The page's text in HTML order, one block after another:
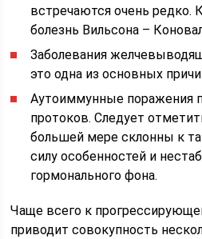
встречаются очень редко.
болезнь Вильсона –
Заболевания
это одна из основных
Аутоиммунные поражения
протоков. Следует
большей мере склонны к
силу особенностей и
гормонального фона.
Чаще всего к
приводит совокупность